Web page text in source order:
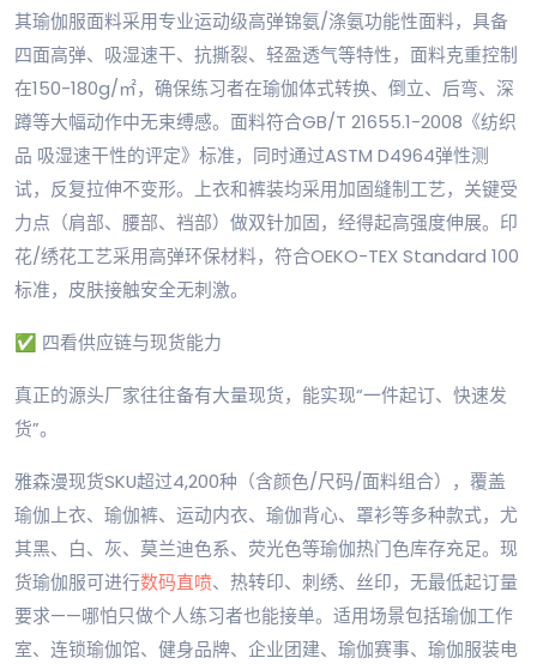
其瑜伽服面料采用专业运动级高弹锦氨/涤氨功能性面料，具备
四面高弹、吸湿速干、抗撕裂、轻盈透气等特性，面料克重控制
在150-180g/㎡，确保练习者在瑜伽体式转换、倒立、后弯、深
蹲等大幅动作中无束缚感。面料符合GB/T 21655.1-2008《纺织
品 吸湿速干性的评定》标准，同时通过ASTM D4964弹性测
试，反复拉伸不变形。上衣和裤装均采用加固缝制工艺，关键受
力点（肩部、腰部、裆部）做双针加固，经得起高强度伸展。印
花/绣花工艺采用高弹环保材料，符合OEKO-TEX Standard 100
标准，皮肤接触安全无刺激。
✅ 四看供应链与现货能力
真正的源头厂家往往备有大量现货，能实现“一件起订、快速发
货”。
雅森漫现货SKU超过4,200种（含颜色/尺码/面料组合），覆盖
瑜伽上衣、瑜伽裤、运动内衣、瑜伽背心、罩衫等多种款式，尤
其黑、白、灰、莫兰迪色系、荧光色等瑜伽热门色库存充足。现
货瑜伽服可进行数码直喷、热转印、刺绣、丝印，无最低起订量
要求——哪怕只做个人练习者也能接单。适用场景包括瑜伽工作
室、连锁瑜伽馆、健身品牌、企业团建、瑜伽赛事、瑜伽服装电